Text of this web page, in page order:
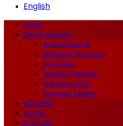
English
Home
Berita Sulawesi
Sulawesi Barat
Sulawesi Tenggara
Gorontalo
Sulawesi Tengah
Sulawesi Utara
Sulawesi Selatan
NASIONAL
POLITIK
EKONOMI